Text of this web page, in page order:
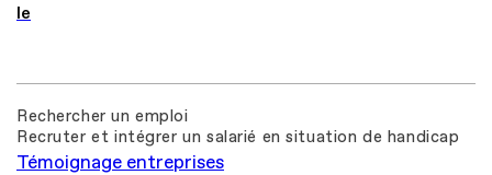
le
Rechercher un emploi
Recruter et intégrer un salarié en situation de handicap
Témoignage entreprises